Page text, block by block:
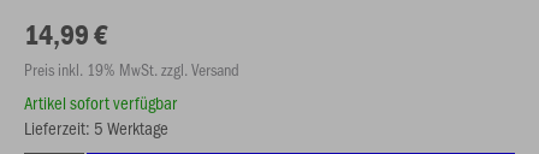
14,99 €
Preis inkl. 19% MwSt. zzgl. Versand
Artikel sofort verfügbar
Lieferzeit: 5 Werktage